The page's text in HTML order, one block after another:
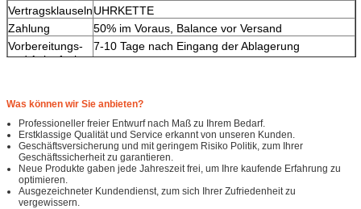
VertragsklauselnUHRKETTE
Zahlung
50% im Voraus, Balance vor Versand
Vorbereitungs-
und Anlaufzeit
7-10 Tage nach Eingang der Ablagerung
Was können wir Sie anbieten?
Professioneller freier Entwurf nach Maß zu Ihrem Bedarf.
Erstklassige Qualität und Service erkannt von unseren Kunden.
Geschäftsversicherung und mit geringem Risiko Politik, zum Ihrer
Geschäftssicherheit zu garantieren.
Neue Produkte gaben jede Jahreszeit frei, um Ihre kaufende Erfahrung zu
optimieren.
Ausgezeichneter Kundendienst, zum sich Ihrer Zufriedenheit zu
vergewissern.